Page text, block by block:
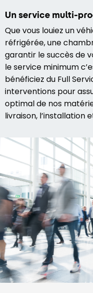
Un service multi-
Que vous louiez un
réfrigérée, une
garantir le succès de
le service minimum
bénéficiez du Full
interventions pour
optimal de nos
livraison, l’installation